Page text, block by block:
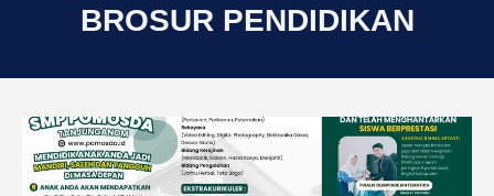
BROSUR PENDIDIKAN